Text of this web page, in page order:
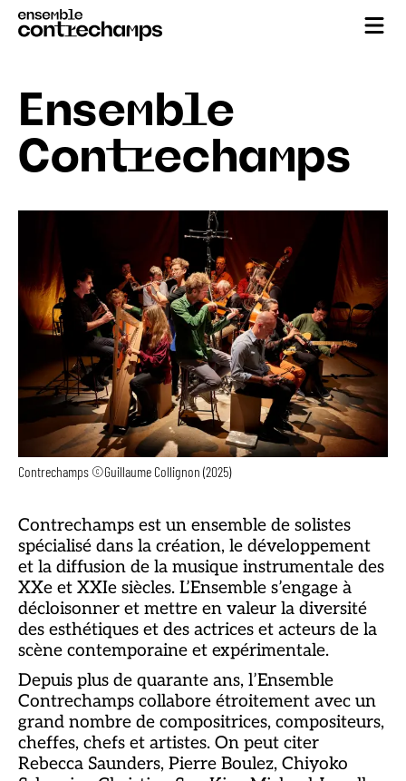
Ensemble
Contrechamps
Contrechamps ©Guillaume Collignon (2025)
Contrechamps est un ensemble de solistes
spécialisé dans la création, le développement
et la diffusion de la musique instrumentale des
XXe et XXIe siècles. L’Ensemble s’engage à
décloisonner et mettre en valeur la diversité
des esthétiques et des actrices et acteurs de la
scène contemporaine et expérimentale.
Depuis plus de quarante ans, l’Ensemble
Contrechamps collabore étroitement avec un
grand nombre de compositrices, compositeurs,
cheffes, chefs et artistes. On peut citer
Rebecca Saunders, Pierre Boulez, Chiyoko